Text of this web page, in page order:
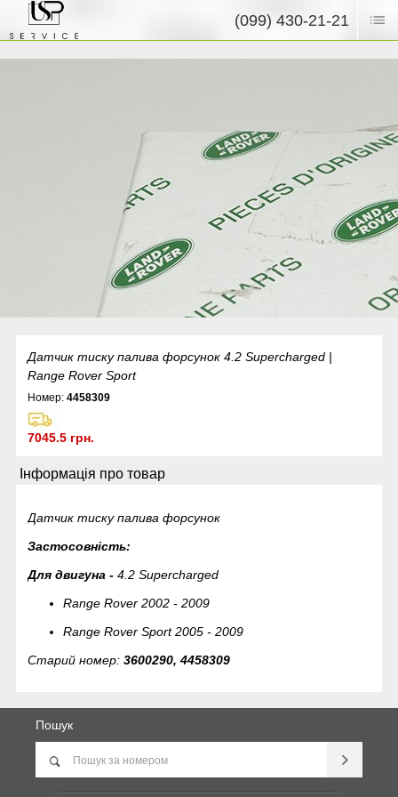
(099) 430-21-21
Датчик тиску палива форсунок 4.2 Supercharged |
Range Rover Sport
Номер:4458309
7045.5 грн.
Інформація про товар
Датчик тиску палива форсунок
Застосовність:
Для двигуна -4.2 Supercharged
Range Rover 2002 - 2009
Range Rover Sport 2005 - 2009
Старий номер:3600290, 4458309
Пошук